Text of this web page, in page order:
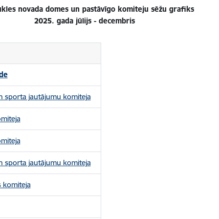
novada domes un pastāvīgo komiteju sēžu grafiks
2025. gada jūlijs - decembris
sporta jautājumu komiteja
sporta jautājumu komiteja
komiteja